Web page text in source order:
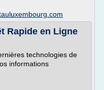
Rapide en Ligne
technologies de
informations